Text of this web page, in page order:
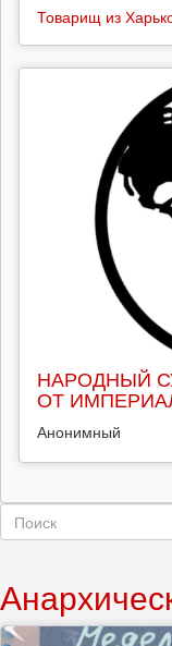
Товарищ из
НАРОДНЫЙ
ОТ
Анонимный
Форма